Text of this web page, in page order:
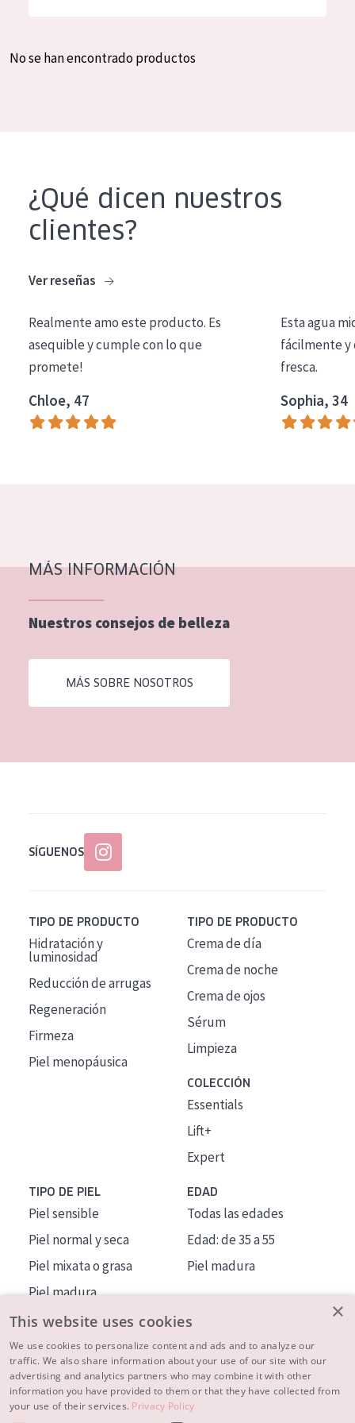
Crema de día
Crema de noche
Limpieza
COLECCIÓN
Essentials
Lift+
Piel normal y seca
Piel mixata o grasa
Piel madura
Piel expuesta al sol
Piel menopáusica
Todas las edades
Spanish
No se han encontrado productos
¿Qué dicen nuestros
clientes?
Ver reseñas
Realmente amo este producto. Es
asequible y cumple con lo que
promete!
Chloe, 47
Esta agua
fácilmente y
fresca.
Sophia, 34
MÁS INFORMACIÓN
Nuestros consejos de belleza
MÁS SOBRE NOSOTROS
SÍGUENOS
TIPO DE PRODUCTO
Hidratación y
luminosidad
Reducción de arrugas
Regeneración
Firmeza
Piel menopáusica
TIPO DE PRODUCTO
Crema de día
Crema de noche
Crema de ojos
Sérum
Limpieza
COLECCIÓN
Essentials
Lift+
Expert
TIPO DE PIEL
Piel sensible
Piel normal y seca
Piel mixata o grasa
Piel madura
Piel expuesta al sol
Piel menopáusica
EDAD
Todas las edades
Edad: de 35 a 55
Piel madura
MÁS SOBRE NOSOTROS
INSPIRACIÓN
×
This website uses cookies
We use cookies to personalize content and ads and to analyze our
traffic. We also share information about your use of our site with our
advertising and analytics partners who may combine it with other
information you have provided to them or that they have collected from
your use of their services. Privacy Policy